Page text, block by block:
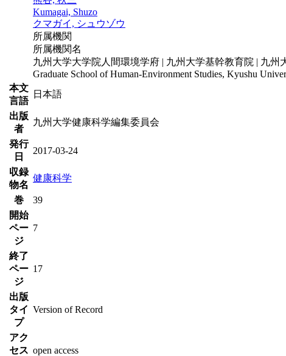
Kumagai, Shuzo
クマガイ, シュウゾウ
所属機関
所属機関名
九州大学大学院人間環境学府 | 九州大学基幹教育院 | 九
Graduate School of Human-Environment Studies, Kyushu
本文
言語
日本語
出版
者
九州大学健康科学編集委員会
発行
日
2017-03-24
収録
物名
健康科学
巻
39
開始
ペー
ジ
7
終了
ペー
ジ
17
出版
タイ
プ
Version of Record
アク
セス open access